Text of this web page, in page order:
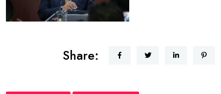
Share: